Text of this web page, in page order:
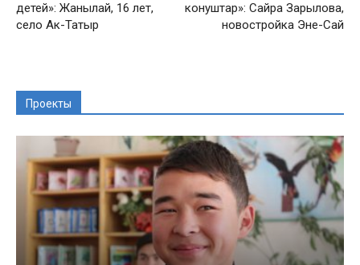
детей»: Жанылай, 16 лет,
село Ак-Татыр
конуштар»: Сайра Зарылова,
новостройка Эне-Сай
Проекты